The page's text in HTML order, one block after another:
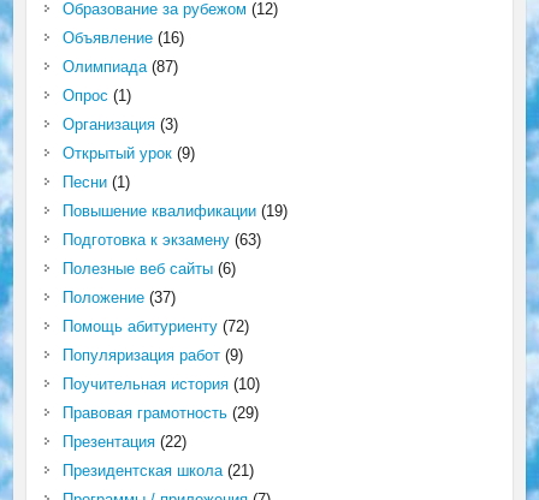
Образование за рубежом (12)
Объявление(16)
Олимпиада(87)
Опрос (1)
Организация(3)
Открытый урок(9)
Песни(1)
Повышение квалификации(19)
Подготовка к экзамену(63)
Полезные веб сайты(6)
Положение(37)
Помощь абитуриенту(72)
Популяризация работ(9)
Поучительная история(10)
Правовая грамотность(29)
Презентация(22)
Президентская школа(21)